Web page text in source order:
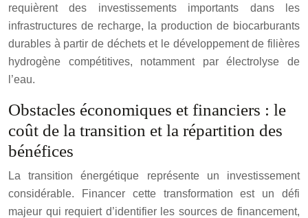
requièrent des investissements importants dans les
infrastructures de recharge, la production de biocarburants
durables à partir de déchets et le développement de filières
hydrogène compétitives, notamment par électrolyse de
l’eau.
Obstacles économiques et financiers : le
coût de la transition et la répartition des
bénéfices
La transition énergétique représente un investissement
considérable. Financer cette transformation est un défi
majeur qui requiert d’identifier les sources de financement,